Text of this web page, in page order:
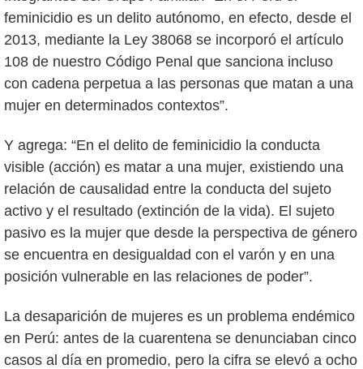
feminicidio es un delito autónomo, en efecto, desde el
2013, mediante la Ley 38068 se incorporó el artículo
108 de nuestro Código Penal que sanciona incluso
con cadena perpetua a las personas que matan a una
mujer en determinados contextos”.
Y agrega: “En el delito de feminicidio la conducta
visible (acción) es matar a una mujer, existiendo una
relación de causalidad entre la conducta del sujeto
activo y el resultado (extinción de la vida). El sujeto
pasivo es la mujer que desde la perspectiva de género
se encuentra en desigualdad con el varón y en una
posición vulnerable en las relaciones de poder”.
La desaparición de mujeres es un problema endémico
en Perú: antes de la cuarentena se denunciaban cinco
casos al día en promedio, pero la cifra se elevó a ocho